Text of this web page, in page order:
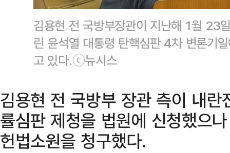
김용현 전 국방부장관이 지난해 1월 23
린 윤석열 대통령 탄핵심판 4차 변론기
고 있다.ⓒ뉴시스
김용현 전 국방부 장관 측이 내
률심판 제청을 법원에 신청했으
헌법소원을 청구했다.